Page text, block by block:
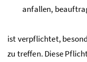
anfallen,
ist verpflichtet,
zu treffen. Diese